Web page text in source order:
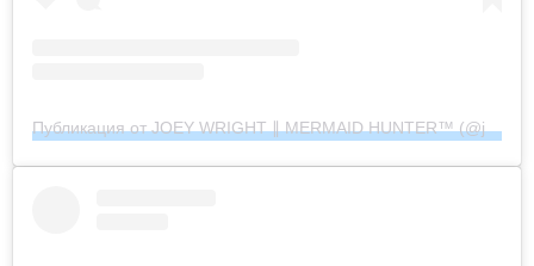
Публикация от JOEY WRIGHT ∥ MERMAID HUNTER™︎ (@joeywrightphoto)